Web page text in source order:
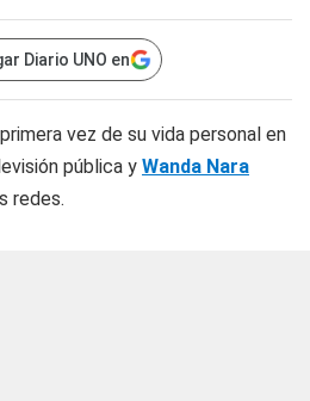
Diario UNO en
vez de su vida personal en
pública y Wanda Nara
redes.